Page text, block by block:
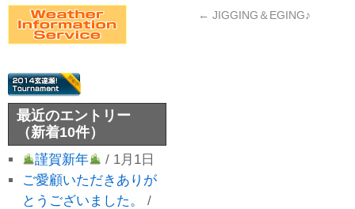
← JIGGING＆EGING♪
最近のエントリー
（新着10件）
謹賀新年
/ 1月1日
ご愛顧いただきありが
とうございました。
/